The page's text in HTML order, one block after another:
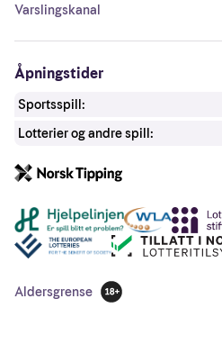
Varslingskanal
Åpningstider
Sportsspill:
Lotterier og andre spill:
Andre lenker
Aldersgrense
18 år